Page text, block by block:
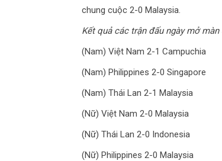
chung cuộc 2-0 Malaysia.
Kết quả các trận đấu ngày mở màn
(Nam) Việt Nam 2-1 Campuchia
(Nam) Philippines 2-0 Singapore
(Nam) Thái Lan 2-1 Malaysia
(Nữ) Việt Nam 2-0 Malaysia
(Nữ) Thái Lan 2-0 Indonesia
(Nữ) Philippines 2-0 Malaysia